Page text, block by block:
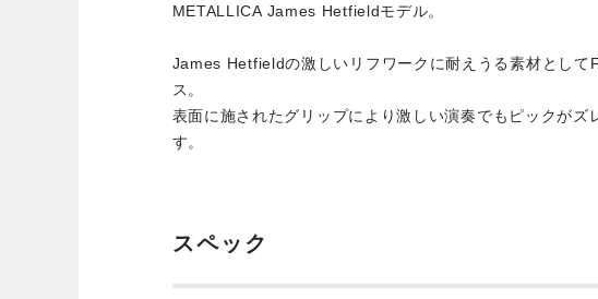
METALLICA James Hetfieldモデル。
James Hetfieldの激しいリフワークに耐えうる素材として
ス。
表面に施されたグリップにより激しい演奏でもピックがズ
す。
スペック